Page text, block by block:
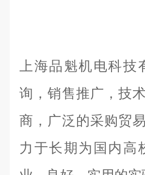
上海品魁机电科
询，销售推广，技
商，广泛的采购贸
力于长期为国内高